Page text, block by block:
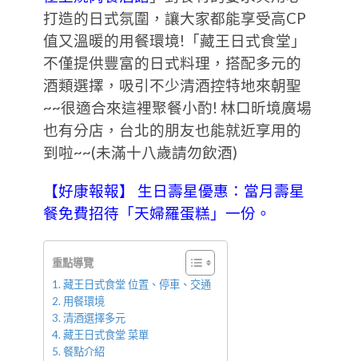
打造的日式氛圍，讓大家都能享受高CP
值又溫暖的用餐環境!「藏王日式食堂」
不僅提供豐富的日式料理，搭配多元的
酒類選擇，吸引不少清酒控特地來朝聖
~~很適合來這裡聚餐小酌! 林口昕境廣場
也有分店，台北的朋友也能就近享用的
到啦~~(未滿十八歲請勿飲酒)
【好康報報】
生日壽星優惠：當月壽星
餐免費招待「天婦羅蛋糕」一份。
重點導覽
藏王日式食堂 位置、停車、交通
用餐環境
清酒選擇多元
藏王日式食堂 菜單
餐點介紹